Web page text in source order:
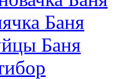
Баня
Баня